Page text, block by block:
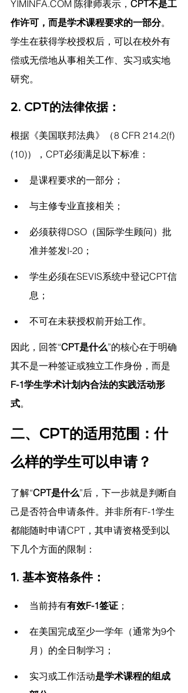
YIMINFA.COM 陈律师表示， CPT不是工
作许可，而是学术课程要求的一部分。
学生在获得学校授权后，可以在校外有
偿或无偿地从事相关工作、实习或实地
研究。
2. CPT的法律依据：
根据《美国联邦法典》（8 CFR 214.2(f)
(10)），CPT必须满足以下标准：
是课程要求的一部分；
与主修专业直接相关；
必须获得DSO（国际学生顾问）批
准并签发I-20；
学生必须在SEVIS系统中登记CPT信
息；
不可在未获授权前开始工作。
因此，回答“CPT是什么”的核心在于明确
其不是一种签证或独立工作身份，而是
F-1学生学术计划内合法的实践活动形
式。
二、CPT的适用范围：什
么样的学生可以申请？
了解“CPT是什么”后，下一步就是判断自
己是否符合申请条件。并非所有F-1学生
都能随时申请CPT，其申请资格受到以
下几个方面的限制：
1. 基本资格条件：
当前持有有效F-1签证 ；
在美国完成至少一学年（通常为9个
月）的全日制学习；
实习或工作活动是学术课程的组成